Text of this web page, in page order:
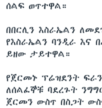
ሰልፍ ወጥተዋል።
በበርሊን እስራኤልን
የእስራኤልን ባንዲራ እና
ይዘው ታይተዋል።
የጀርመኑ ፕሬዝደንት
ለሰልፈኞቹ ባደረጉት
ጀርመን ውስጥ በስጋት